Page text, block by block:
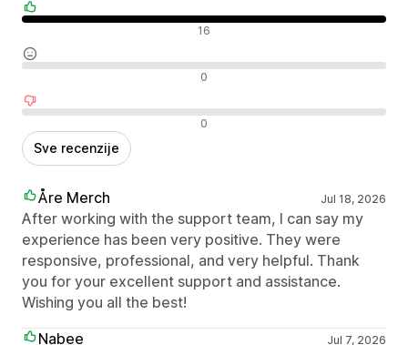
Pozitivne recenzije 16
Neutralne recenzije 0
Negativne recenzije 0
Sve recenzije
Åre Merch Jul 18, 2026
After working with the support team, I can say my
experience has been very positive. They were
responsive, professional, and very helpful. Thank
you for your excellent support and assistance.
Wishing you all the best!
Nabee
Jul 7, 2026